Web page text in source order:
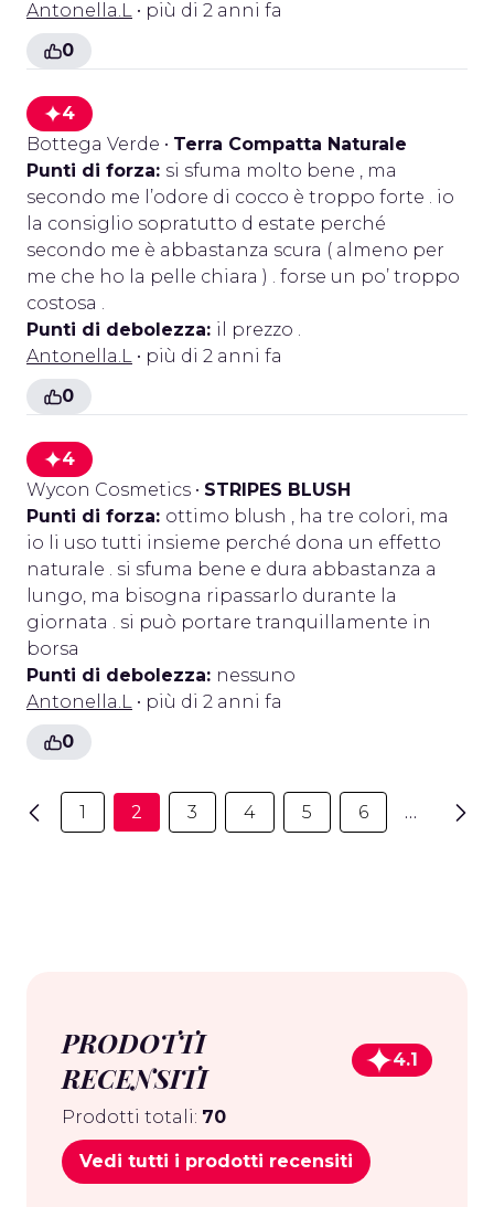
Antonella.L • più di 2 anni fa
0
4
Bottega Verde • Terra Compatta Naturale
Punti di forza: si sfuma molto bene , ma
secondo me l’odore di cocco è troppo forte . io
la consiglio sopratutto d estate perché
secondo me è abbastanza scura ( almeno per
me che ho la pelle chiara ) . forse un po’ troppo
costosa .
Punti di debolezza: il prezzo .
Antonella.L • più di 2 anni fa
0
4
Wycon Cosmetics • STRIPES BLUSH
Punti di forza: ottimo blush , ha tre colori, ma
io li uso tutti insieme perché dona un effetto
naturale . si sfuma bene e dura abbastanza a
lungo, ma bisogna ripassarlo durante la
giornata . si può portare tranquillamente in
borsa
Punti di debolezza: nessuno
Antonella.L • più di 2 anni fa
0
1 2 3 4 5 6 …
PRODOTTI
RECENSITI
4.1
Prodotti totali: 70
Vedi tutti i prodotti recensiti